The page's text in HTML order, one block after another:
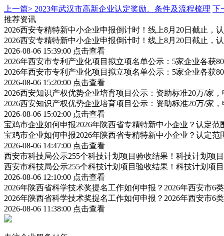
上一篇> 2023年武汉市高新企业认定奖励、条件及流程梳理 下
推荐资讯
2026西安专精特新中小企业申报倒计时！线上8月20日截止，
2026西安专精特新中小企业申报倒计时！线上8月20日截止，
2026-08-06 15:39:00 点击查看
2026年西安市专利产业化项目拟立项名单公示：5家企业各获
2026年西安市专利产业化项目拟立项名单公示：5家企业各获
2026-08-06 15:20:00 点击查看
2026西安知识产权优势企业培育项目公示：资助标准20万/家
2026西安知识产权优势企业培育项目公示：资助标准20万/家
2026-08-06 15:02:00 点击查看
宝鸡市企业如何申报2026年陕西省专精特新中小企业？认定
宝鸡市企业如何申报2026年陕西省专精特新中小企业？认定
2026-08-06 14:47:00 点击查看
西安市科技局公示255个科技计划项目验收结果！科技计划项
西安市科技局公示255个科技计划项目验收结果！科技计划项
2026-08-06 12:10:00 点击查看
2026年陕西省科学技术奖提名工作如何申报？2026年西安市6
2026年陕西省科学技术奖提名工作如何申报？2026年西安市6
2026-08-06 11:38:00 点击查看